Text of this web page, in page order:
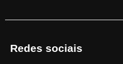
Redes sociais